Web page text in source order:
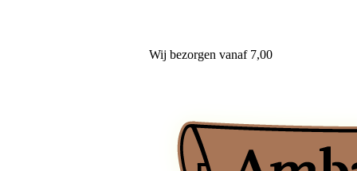
Wij bezorgen vanaf 7,00